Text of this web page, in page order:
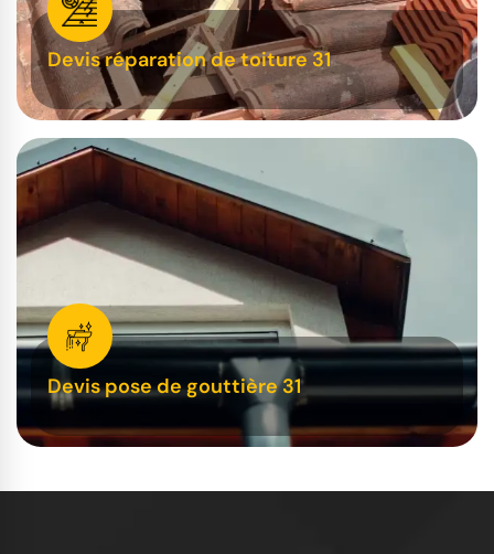
Devis réparation de toiture 31
Devis pose de gouttière 31